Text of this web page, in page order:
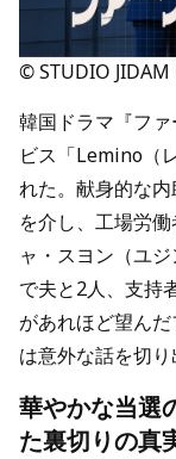
© STUDIO JIDAM
韓国ドラマ『フ
ビス「Lemino（
れた。献身的な内
を介し、工場労
ャ・スヨン（ユ
で夫と2人、支持
があれほど望ん
は意外な話を切り
華やかな当選
た裏切りの真